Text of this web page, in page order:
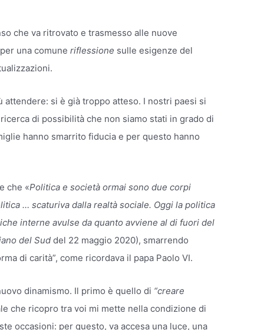
che va ritrovato e trasmesso alle nuove
per una comune riflessione sulle esigenze del
attendere: si è già troppo atteso. I nostri paesi si
di possibilità che non siamo stati in grado di
hanno smarrito fiducia e per questo hanno
che «Politica e società ormai sono due corpi
… scaturiva dalla realtà sociale. Oggi la politica
interne avulse da quanto avviene al di fuori del
del Sud del 22 maggio 2020), smarrendo
di carità”, come ricordava il papa Paolo VI.
dinamismo. Il primo è quello di “creare
che ricopro tra voi mi mette nella condizione di
occasioni: per questo, va accesa una luce, una